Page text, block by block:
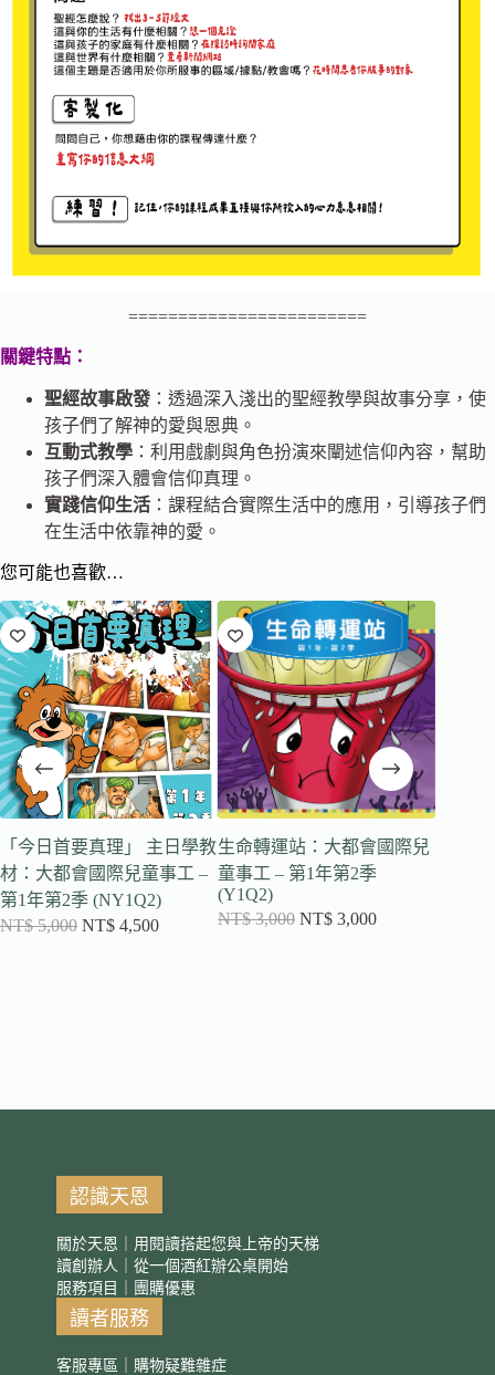
========================
關鍵特點：
聖經故事啟發 ：透過深入淺出的聖經教學與故事分享，使
孩子們了解神的愛與恩典。
互動式教學 ：利用戲劇與角色扮演來闡述信仰內容，幫助
孩子們深入體會信仰真理。
實踐信仰生活 ：課程結合實際生活中的應用，引導孩子們
在生活中依靠神的愛。
您可能也喜歡…
「今日首要真理」 主日學教
材：大都會國際兒童事工 –
第1年第2季 (NY1Q2)
NT$5,000 NT$ 4,500
生命轉運站：大都會國際兒
童事工 – 第1年第2季
(Y1Q2)
NT$3,000 NT$ 3,000
認識天恩
關於天恩｜用閱讀搭起您與上帝的天梯
讀創辦人｜從一個酒紅辦公桌開始
服務項目｜團購優惠
讀者服務
客服專區｜購物疑難雜症